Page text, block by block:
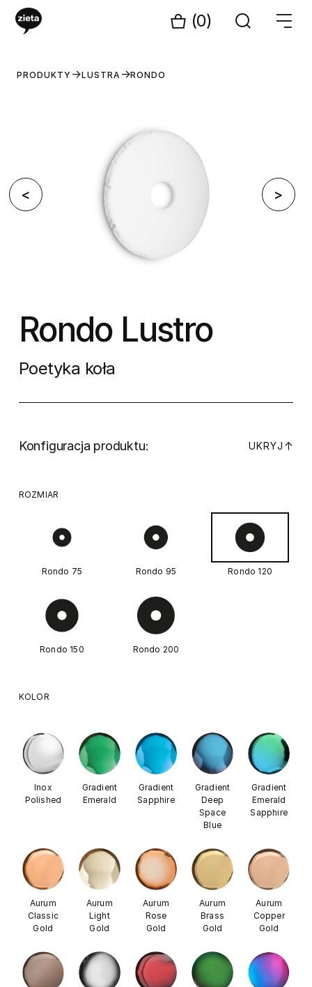
(0)
PRODUKTY LUSTRA RONDO
< >
Rondo Lustro
Poetyka koła
Konfiguracja produktu: UKRYJ ↓
ROZMIAR
Rondo 75 Rondo 95 Rondo 120
Rondo 150 Rondo 200
KOLOR
Inox
Polished
Gradient
Emerald
Gradient
Sapphire
Gradient
Deep
Space
Blue
Gradient
Emerald
Sapphire
Aurum
Classic
Gold
Aurum
Light
Gold
Aurum
Rose
Gold
Aurum
Brass
Gold
Aurum
Copper
Gold